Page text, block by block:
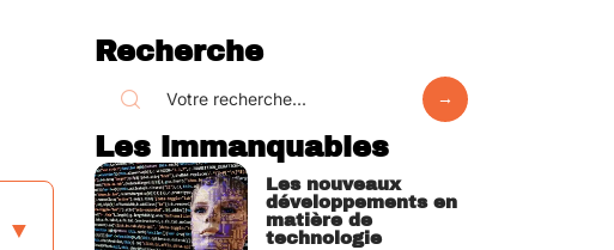
Recherche
Les immanquables
Les nouveaux
développements en
matière de
technologie